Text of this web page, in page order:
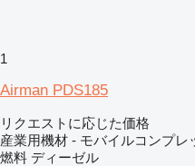
1
Airman PDS185
リクエストに応じた価格
産業用機材 - モバイルコンプレ
燃料 ディーゼル